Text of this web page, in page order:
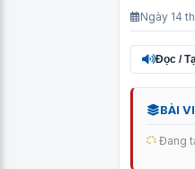
Ngày 14
Đọc /
BÀI
Đang